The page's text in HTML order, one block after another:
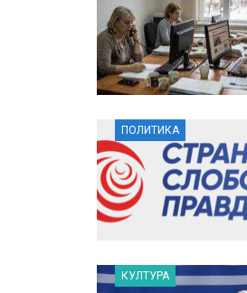
ПОЛИТИКА
КУЛТУРА